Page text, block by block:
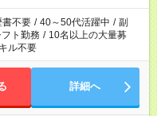
書不要 / 40～50代活躍中 / 副
フト勤務 / 10名以上の大量募
ル不要
詳細へ